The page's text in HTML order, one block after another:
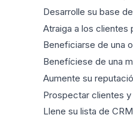
Desarrolle su base
Atraiga a los clientes
Beneficiarse de una
Benefíciese de una
Aumente su
Prospectar clientes
Llene su lista de